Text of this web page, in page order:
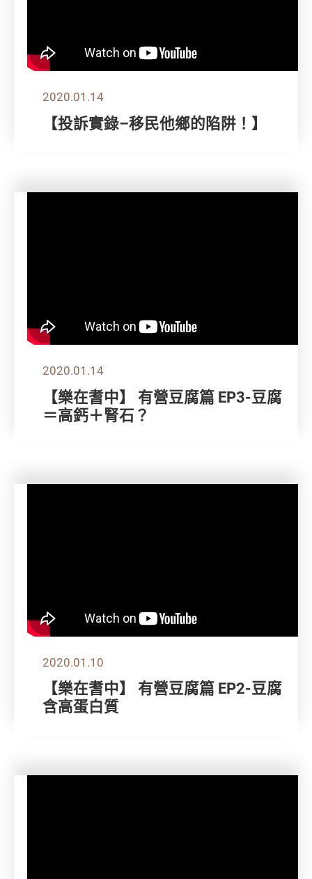
2020.01.14
【投訴實錄–移民他鄉的陷阱！】
2020.01.14
【樂在耆中】 有營豆腐篇 EP3-豆腐
＝高鈣＋腎石？
2020.01.10
【樂在耆中】 有營豆腐篇 EP2-豆腐
含高蛋白質